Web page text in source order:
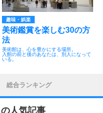
趣味・娯楽
美術鑑賞を楽しむ30の方
法
美術館は、心を豊かにする場所。
入館の前と後のあなたは、別人になって
いる。
総合ランキング
の人気記事